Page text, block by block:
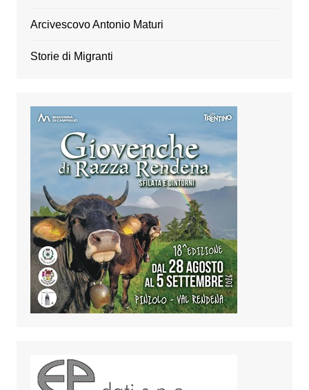
Arcivescovo Antonio Maturi
Storie di Migranti